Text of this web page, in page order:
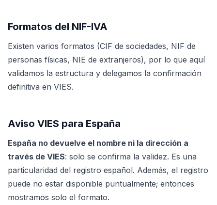
Formatos del NIF-IVA
Existen varios formatos (CIF de sociedades, NIF de
personas físicas, NIE de extranjeros), por lo que aquí
validamos la estructura y delegamos la confirmación
definitiva en VIES.
Aviso VIES para España
España no devuelve el nombre ni la dirección a
través de VIES: solo se confirma la validez. Es una
particularidad del registro español. Además, el registro
puede no estar disponible puntualmente; entonces
mostramos solo el formato.